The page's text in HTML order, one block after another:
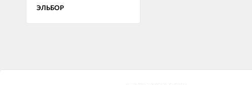
ЭЛЬБОР